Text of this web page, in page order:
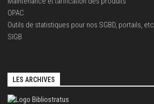
OPAC
Outils de statistiques pour nos SGBD, portails, etc
SIGB
LES ARCHIVES